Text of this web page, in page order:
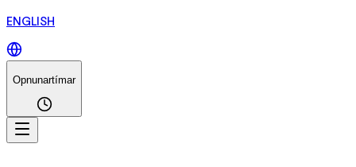
ENGLISH
Opnunartímar